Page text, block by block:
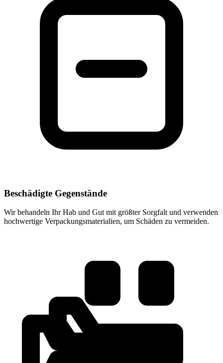
Beschädigte Gegenstände
Wir behandeln Ihr Hab und Gut mit größter Sorgfalt und verwenden
hochwertige Verpackungsmaterialien, um Schäden zu vermeiden.